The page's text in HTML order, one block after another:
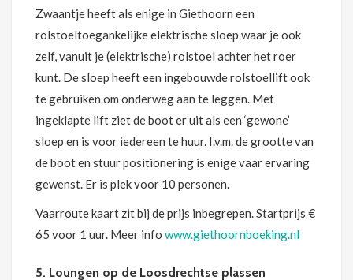
Zwaantje heeft als enige in Giethoorn een
rolstoeltoegankelijke elektrische sloep waar je ook
zelf, vanuit je (elektrische) rolstoel achter het roer
kunt. De sloep heeft een ingebouwde rolstoellift ook
te gebruiken om onderweg aan te leggen. Met
ingeklapte lift ziet de boot er uit als een ‘gewone’
sloep en is voor iedereen te huur. I.v.m. de grootte van
de boot en stuur positionering is enige vaar ervaring
gewenst. Er is plek voor 10 personen.
Vaarroute kaart zit bij de prijs inbegrepen. Startprijs €
65 voor 1 uur. Meer info www.giethoornboeking.nl
5. Loungen op de Loosdrechtse plassen